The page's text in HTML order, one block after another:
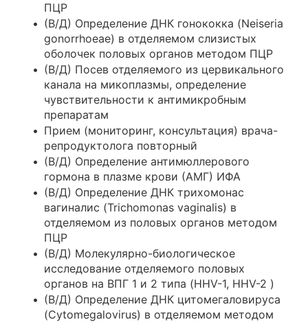
ПЦР
(В/Д) Определение ДНК гонококка (Neiseria
gonorrhoeae) в отделяемом слизистых
оболочек половых органов методом ПЦР
(В/Д) Посев отделяемого из цервикального
канала на микоплазмы, определение
чувствительности к антимикробным
препаратам
Прием (мониторинг, консультация) врача-
репродуктолога повторный
(В/Д) Определение антимюллерового
гормона в плазме крови (АМГ) ИФА
(В/Д) Определение ДНК трихомонас
вагиналис (Trichomonas vaginalis) в
отделяемом из половых органов методом
ПЦР
(В/Д) Молекулярно-биологическое
исследование отделяемого половых
органов на ВПГ 1 и 2 типа (HHV-1, HHV-2 )
(В/Д) Определение ДНК цитомегаловируса
(Cytomegalovirus) в отделяемом методом